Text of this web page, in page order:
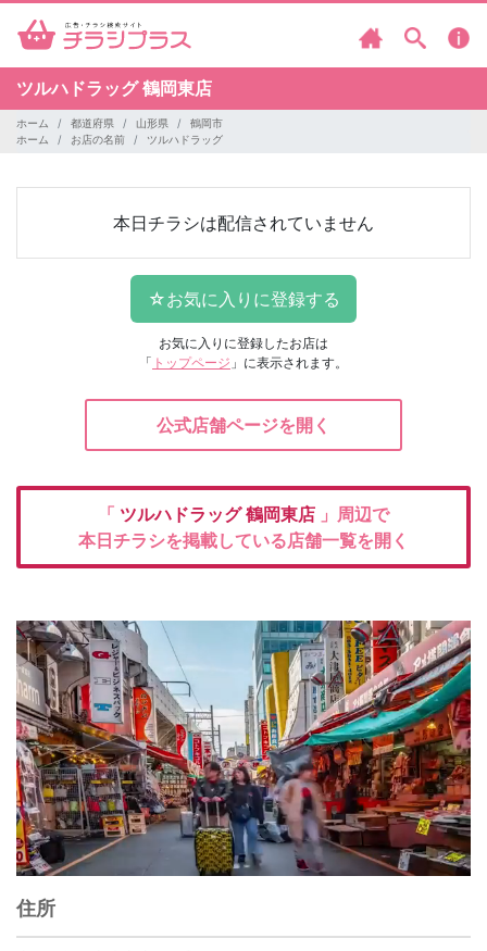
ツルハドラッグ鶴岡東店
ホーム 都道府県 山形県
鶴岡市
ホーム
お店の名前 ツルハドラッグ
本日チラシは配信されていません
お気に入りに登録したお店は
「 トップページ 」に表示されます。
公式店舗ページを開く
「 ツルハドラッグ鶴岡東店 」周辺で
本日チラシを掲載している店舗一覧を開く
住所